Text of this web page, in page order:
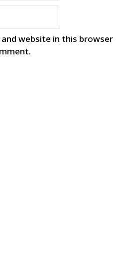
and website in this browser